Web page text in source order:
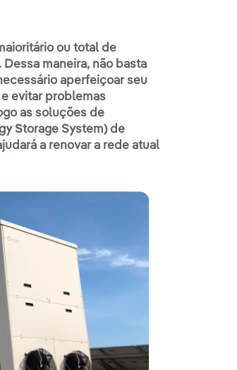
ou total de
maneira, não basta
aperfeiçoar seu
evitar problemas
as soluções de
Storage System) de
a renovar a rede atual